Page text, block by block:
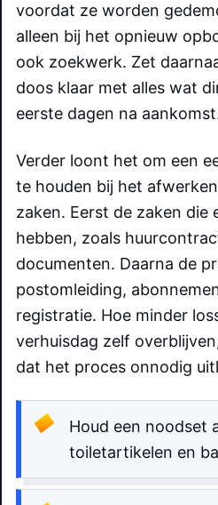
voordat ze worden
alleen bij het opnieuw
ook zoekwerk. Zet
doos klaar met alles wat
eerste dagen na
Verder loont het om een
te houden bij het
zaken. Eerst de zaken die
hebben, zoals
documenten. Daarna de
postomleiding,
registratie. Hoe minder
verhuisdag zelf
dat het proces onnodig
Houd een noodset
toiletartikelen en